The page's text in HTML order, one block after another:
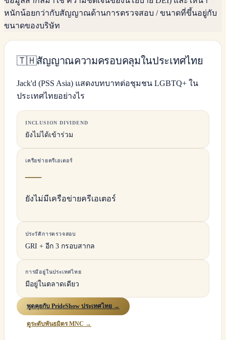
หนักน้อยกว่ากับสัญญาณด้านการตรวจสอบ / ขนาดที่ขึ้นอยู่กับ
ขนาดของบริษัท
🇹🇭สัญญาณความครอบคลุมในประเทศไทย
Jack'd (PSS Asia) แสดงบทบาทต่อชุมชน LGBTQ+ ใน
ประเทศไทยอย่างไร
INCLUSION DIVIDEND
ยังไม่ได้เข้าร่วม
เครือข่ายครีเอเตอร์
—
ยังไม่มีเครือข่ายครีเอเตอร์
ประวัติการตรวจสอบ
GRI + อีก 3 กรอบสากล
การมีอยู่ในประเทศไทย
มีอยู่ในตลาดเดียว
พูดคุยกับ PrideShow ประเทศไทย →
ดูระดับพันธมิตร MNC →